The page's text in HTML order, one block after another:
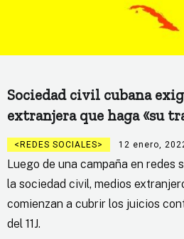
Sociedad civil cubana
extranjera que haga «su
REDES SOCIALES 12 enero,
Luego de una campaña en redes
la sociedad civil, medios
comienzan a cubrir los juicios
del 11J.